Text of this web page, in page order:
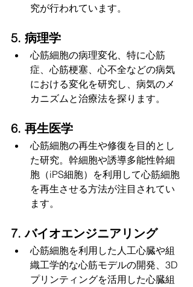
究が行われています。
5. 病理学
心筋細胞の病理変化、特に心筋
症、心筋梗塞、心不全などの病気
における変化を研究し、病気のメ
カニズムと治療法を探ります。
6. 再生医学
心筋細胞の再生や修復を目的とし
た研究。幹細胞や誘導多能性幹細
胞（iPS細胞）を利用して心筋細胞
を再生させる方法が注目されてい
ます。
7. バイオエンジニアリング
心筋細胞を利用した人工心臓や組
織工学的な心筋モデルの開発、3D
プリンティングを活用した心臓組